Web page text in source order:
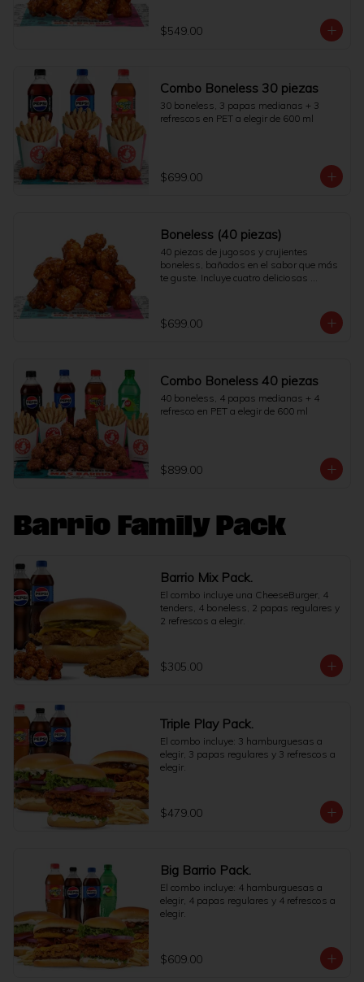
$549.00
Combo Boneless 30 piezas
30 boneless, 3 papas medianas + 3
refrescos en PET a elegir de 600 ml
$699.00
Boneless (40 piezas)
40 piezas de jugosos y crujientes
boneless, bañados en el sabor que más
te guste. Incluye cuatro deliciosas
$699.00
Combo Boneless 40 piezas
40 boneless, 4 papas medianas + 4
refresco en PET a elegir de 600 ml
$899.00
Barrio Family Pack
Barrio Mix Pack.
El combo incluye una CheeseBurger, 4
tenders, 4 boneless, 2 papas regulares y
2 refrescos a elegir.
$305.00
Triple Play Pack.
El combo incluye: 3 hamburguesas a
elegir, 3 papas regulares y 3 refrescos a
elegir.
$479.00
Big Barrio Pack.
El combo incluye: 4 hamburguesas a
elegir, 4 papas regulares y 4 refrescos a
elegir.
$609.00